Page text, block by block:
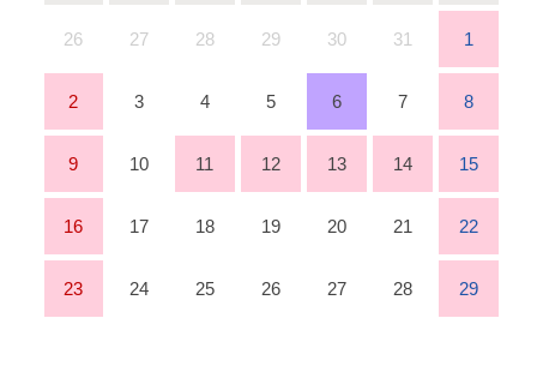
26 27 28 29 30 31 1
2 3 4 5 6 7 8
9 10 11 12 13 14 15
16 17 18 19 20 21 22
23 24 25 26 27 28 29